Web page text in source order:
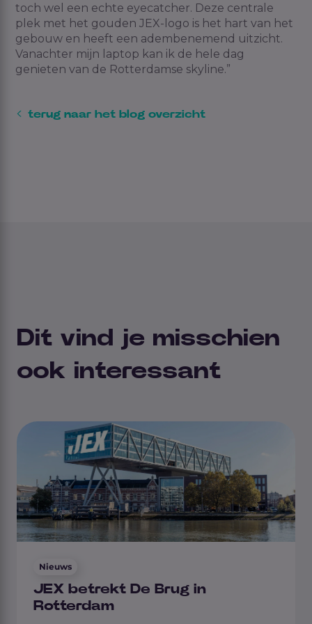
toch wel een echte eyecatcher. Deze centrale
plek met het gouden JEX-logo is het hart van het
gebouw en heeft een adembenemend uitzicht.
Vanachter mijn laptop kan ik de hele dag
genieten van de Rotterdamse skyline.”
terug naar het blog overzicht
Dit vind je misschien
ook interessant
Nieuws
JEX betrekt De Brug in
Rotterdam